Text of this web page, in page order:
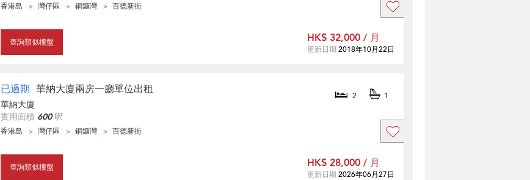
香港島 灣仔區 銅鑼灣 百德新街
查詢類似樓盤 HK$ 32,000 / 月
更新日期 2018年10月22日
已過期 華納大廈兩房一廳單位出租 2 1
華納大廈
實用面積 600呎
香港島 灣仔區 銅鑼灣 百德新街
查詢類似樓盤 HK$ 28,000 / 月
更新日期 2026年06月27日